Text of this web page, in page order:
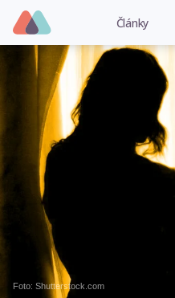
Články
Foto: Shutterstock.com